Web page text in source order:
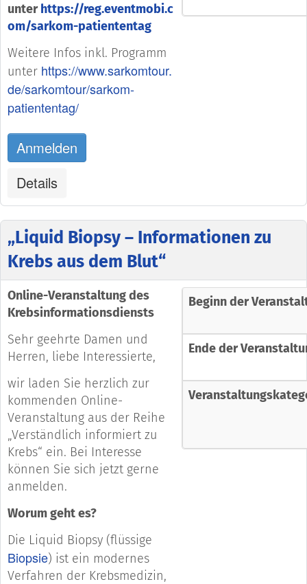
unterhttps://reg.eventmobi.c
om/sarkom-patiententag
Weitere Infos inkl. Programm
unter https://www.sarkomtour.
de/sarkomtour/sarkom-
patiententag/
Anmelden
Details
„Liquid Biopsy – Informationen zu
Krebs aus dem Blut“
Online-Veranstaltung des
Krebsinformationsdiensts
Sehr geehrte Damen und
Herren, liebe Interessierte,
wir laden Sie herzlich zur
kommenden Online-
Veranstaltung aus der Reihe
„Verständlich informiert zu
Krebs“ ein. Bei Interesse
können Sie sich jetzt gerne
anmelden.
Worum geht es?
Die Liquid Biopsy (flüssige
Biopsie) ist ein modernes
Verfahren der Krebsmedizin,
Beginn der
Ende der